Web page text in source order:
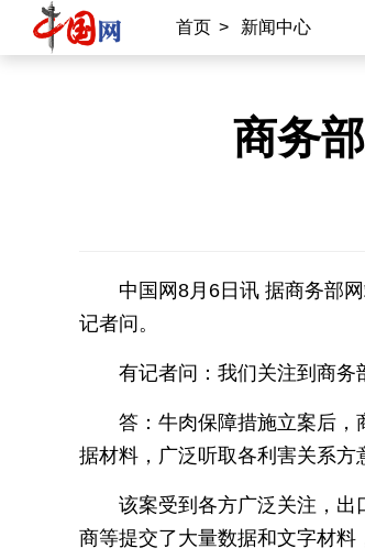
首页 > 新闻中心
商务
中国网8月6日讯 据商务部
记者问。
有记者问：我们关注到商务
答：牛肉保障措施立案后
据材料，广泛听取各利害关系方
该案受到各方广泛关注，出
商等提交了大量数据和文字材